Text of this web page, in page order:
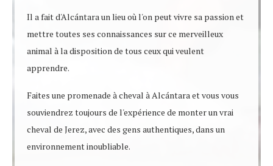
Il a fait d'Alcántara un lieu où l'on peut vivre sa passion et
mettre toutes ses connaissances sur ce merveilleux
animal à la disposition de tous ceux qui veulent
apprendre.
Faites une promenade à cheval à Alcántara et vous vous
souviendrez toujours de l'expérience de monter un vrai
cheval de Jerez, avec des gens authentiques, dans un
environnement inoubliable.